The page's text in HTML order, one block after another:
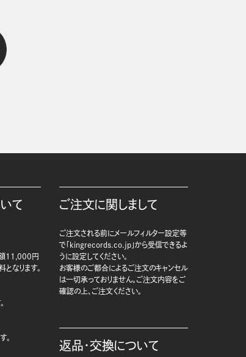
て
11,000円
なります。
。
ご注文に関しまして
ご注文される前にメールフィルター設定等
で「kingrecords.co.jp」から受信できるよ
うに設定してください。
お客様のご都合によるご注文のキャンセル
は一切承っておりません。ご注文内容をご
確認の上、ご注文ください。
返品・交換について